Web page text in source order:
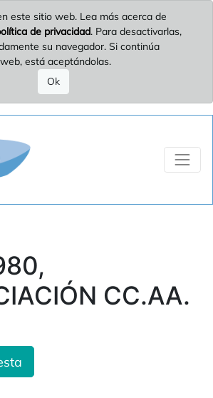
este sitio web. Lea más acerca de
de privacidad. Para desactivarlas,
su navegador. Si continúa
está aceptándolas.
Ok
CC.AA.